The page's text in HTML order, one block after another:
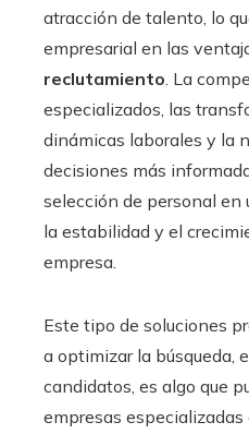
atracción de talento, lo
empresarial en las
reclutamiento . La
especializados, las
dinámicas laborales y la
decisiones más
selección de personal en
la estabilidad y el
empresa.
Este tipo de soluciones
a optimizar la búsqueda,
candidatos, es algo que
empresas especializadas